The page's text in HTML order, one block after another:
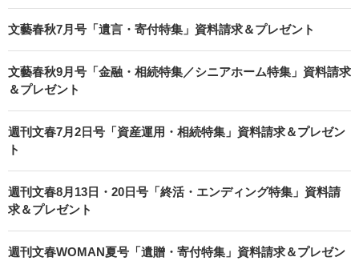
文藝春秋7月号「遺言・寄付特集」資料請求＆プレゼント
文藝春秋9月号「金融・相続特集／シニアホーム特集」資料請求
＆プレゼント
週刊文春7月2日号「資産運用・相続特集」資料請求＆プレゼン
ト
週刊文春8月13日・20日号「終活・エンディング特集」資料請
求＆プレゼント
週刊文春WOMAN夏号「遺贈・寄付特集」資料請求＆プレゼン